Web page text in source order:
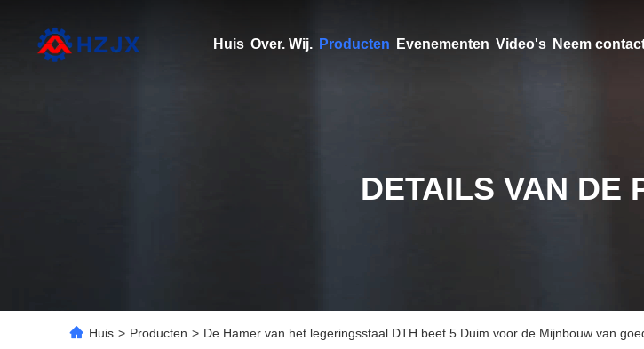
Huis Over. Wij. Producten Evenementen Video's Neem
DETAILS VAN DE
Huis > Producten > De Hamer van het legeringsstaal DTH beet 5 Duim voor de Mijnbouw van